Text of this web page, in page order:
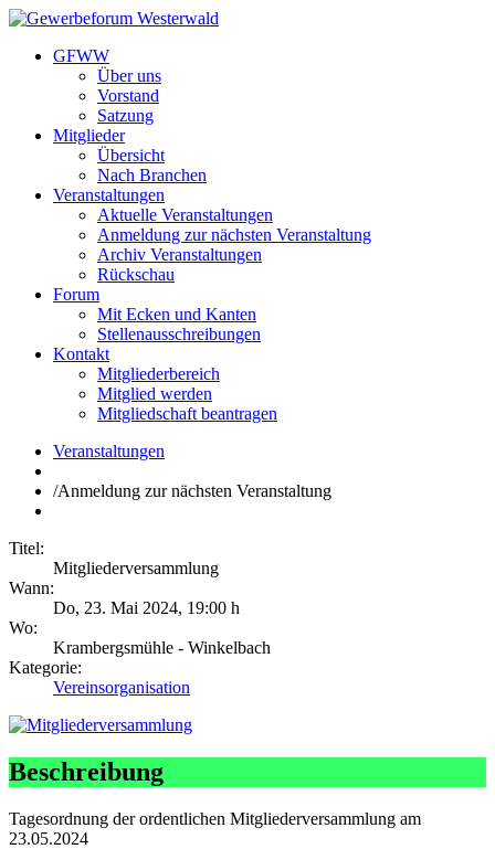
GFWW
Über uns
Vorstand
Satzung
Mitglieder
Übersicht
Nach Branchen
Veranstaltungen
Aktuelle Veranstaltungen
Anmeldung zur nächsten Veranstaltung
Archiv Veranstaltungen
Rückschau
Forum
Mit Ecken und Kanten
Stellenausschreibungen
Kontakt
Mitgliederbereich
Mitglied werden
Mitgliedschaft beantragen
Veranstaltungen
/Anmeldung zur nächsten Veranstaltung
Titel:
Mitgliederversammlung
Wann:
Do, 23. Mai 2024, 19:00 h
Wo:
Krambergsmühle - Winkelbach
Kategorie:
Vereinsorganisation
Beschreibung
Tagesordnung der ordentlichen Mitgliederversammlung am
23.05.2024